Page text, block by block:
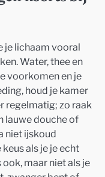
je lichaam vooral
Water, thee en
voorkomen en je
houd je kamer
regelmatig; zo raak
lauwe douche of
niet ijskoud
als je je echt
maar niet als je